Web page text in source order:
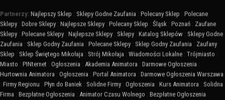
Partnerzy: Najlepszy Sklep : Sklepy Godne Zaufania : Polecany Sklep : Polecane
Sklepy : Dobre Sklepy : Najlepsze Sklepy : Polecany Sklep : Śląsk : Poznań : Zaufane
Sklepy : Polecane Sklepy : Najlepsze Sklepy : Sklepy : Katalog Sklepów : Sklepy Godne
Zaufania : Sklep Godny Zaufania : Polecane Sklepy : Sklep Godny Zaufania : Zaufany
Sklep : Sklep Świętego Mikołaja : Strój Mikołaja : Wiadomości Lokalne : Trójmiasto :
Miasto : PINternet : Ogłoszenia : Akademia Animatora : Darmowe Ogłoszenia :
Hurtownia Animatora : Ogłoszenia : Portal Animatora : Darmowe Ogłoszenia Warszawa
: Firmy Regionu : Płyn do Baniek : Solidne Firmy : Ogłoszenia : Kurs Animatora : Solidna
Firma : Bezpłatne Ogłoszenia : Animator Czasu Wolnego : Bezpłatne Ogłoszenia